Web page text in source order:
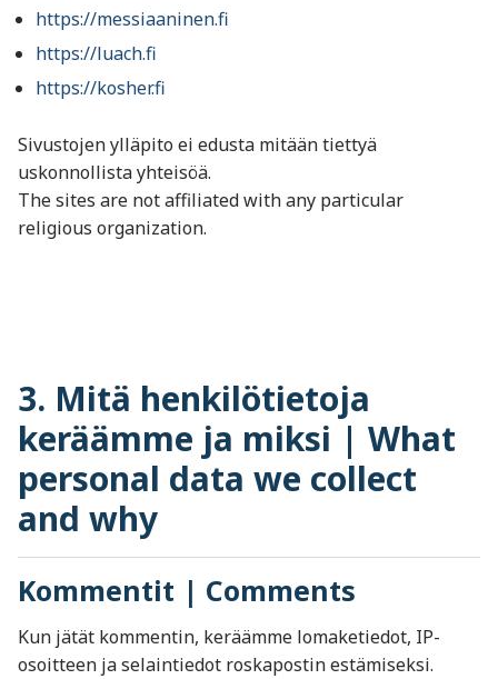
https://messiaaninen.fi
https://luach.fi
https://kosher.fi
Sivustojen ylläpito ei edusta mitään tiettyä
uskonnollista yhteisöä.
The sites are not affiliated with any particular
religious organization.
3. Mitä henkilötietoja
keräämme ja miksi | What
personal data we collect
and why
Kommentit | Comments
Kun jätät kommentin, keräämme lomaketiedot, IP-
osoitteen ja selaintiedot roskapostin estämiseksi.